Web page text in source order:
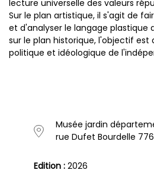
lecture universelle des valeurs
Sur le plan artistique, il s'agit de
et d'analyser le langage plastique
sur le plan historique, l'objectif est
politique et idéologique de
Musée jardin
rue Dufet Bourdelle
Edition : 2026